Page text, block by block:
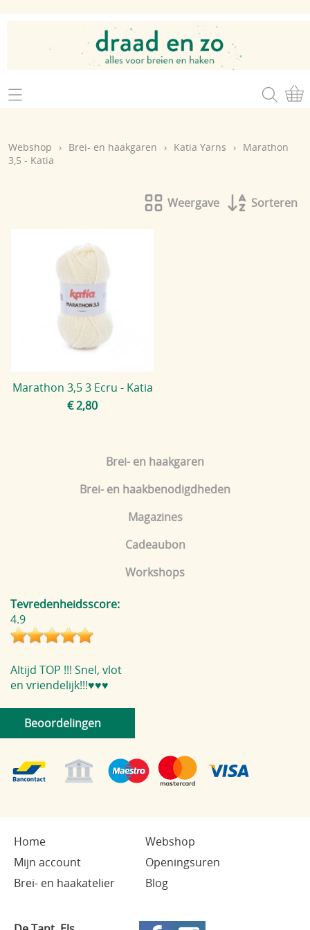
Home
Brei- en haakgaren
Mijn account
Brei- en haakgaren
Brei- en haakbenodigdheden
Magazines
Cadeaubon
Workshops
Tevredenheidsscore:
4.9
Altijd TOP !!! Snel, vlot
en vriendelijk!!!♥️♥️♥️
Beoordelingen
Webshop › Brei- en haakgaren › Katia Yarns › Marathon
3,5 - Katia
Weergave Sorteren
Marathon 3,5 3 Ecru - Katia
€ 2,80
Home
Webshop
Mijn account
Openingsuren
Brei- en haakatelier
Blog